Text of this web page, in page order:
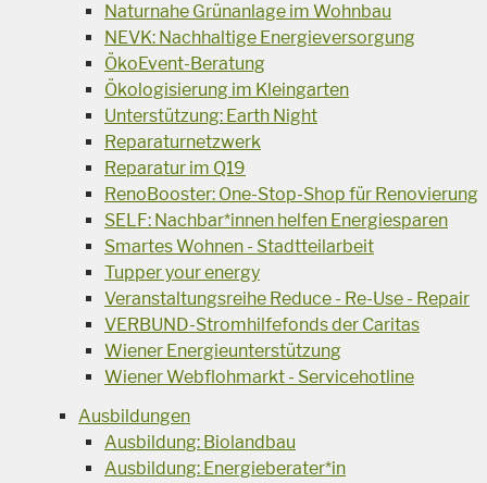
Naturnahe Grünanlage im Wohnbau
NEVK: Nachhaltige Energieversorgung
ÖkoEvent-Beratung
Ökologisierung im Kleingarten
Unterstützung: Earth Night
Reparaturnetzwerk
Reparatur im Q19
RenoBooster: One-Stop-Shop für Renovierung
SELF: Nachbar*innen helfen Energiesparen
Smartes Wohnen - Stadtteilarbeit
Tupper your energy
Veranstaltungsreihe Reduce - Re-Use - Repair
VERBUND-Stromhilfefonds der Caritas
Wiener Energieunterstützung
Wiener Webflohmarkt - Servicehotline
Ausbildungen
Ausbildung: Biolandbau
Ausbildung: Energieberater*in